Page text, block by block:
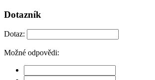
Dotazník
Dotaz:
Možné odpovědi: